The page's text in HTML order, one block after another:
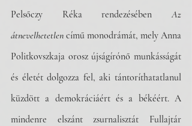
Pelsőczy Réka rendezésében Az
átnevelhetetlen című monodrámát, mely Anna
Politkovszkaja orosz újságírónő munkásságát
és életét dolgozza fel, aki tántoríthatatlanul
küzdött a demokráciáért és a békéért. A
mindenre elszánt zsurnalisztát Fullajtár